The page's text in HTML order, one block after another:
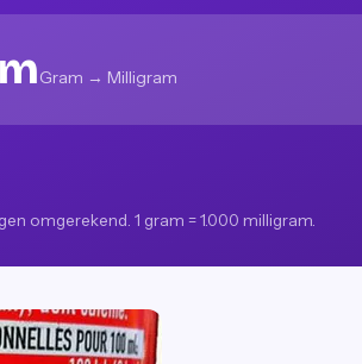
Gram → Milligram
omgerekend. 1 gram = 1.000 milligram.